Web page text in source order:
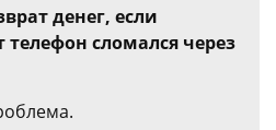
денег, если
сломался через